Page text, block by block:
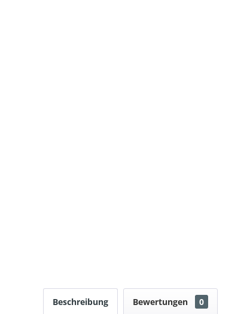
Beschreibung Bewertungen 0